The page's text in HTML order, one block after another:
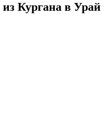
из Кургана в Урай